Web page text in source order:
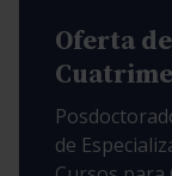
Oferta
de